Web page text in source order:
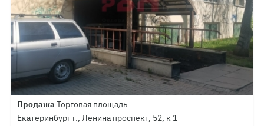
ПродажаТорговая площадь
Екатеринбург г., Ленина проспект, 52, к 1